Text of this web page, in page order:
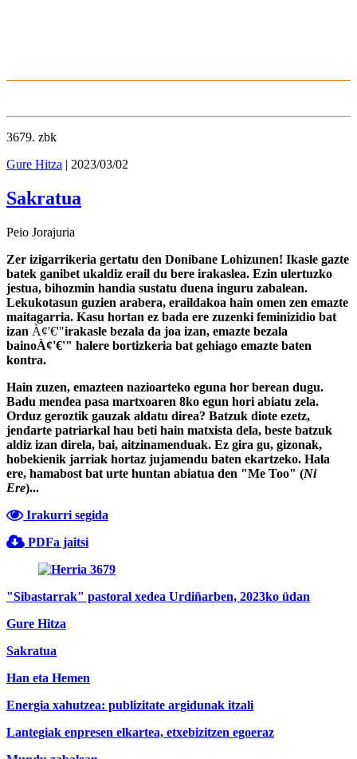
3679. zbk
Gure Hitza | 2023/03/02
Sakratua
Peio Jorajuria
Zer izigarrikeria gertatu den Donibane Lohizunen! Ikasle gazte
batek ganibet ukaldiz erail du bere irakaslea. Ezin ulertuzko
jestua, bihozmin handia sustatu duena inguru zabalean.
Lekukotasun guzien arabera, eraildakoa hain omen zen emazte
maitagarria. Kasu hortan ez bada ere zuzenki feminizidio bat
izan À¢'€'"irakasle bezala da joa izan, emazte bezala
bainoÀ¢'€'" halere bortizkeria bat gehiago emazte baten
kontra.
Hain zuzen, emazteen nazioarteko eguna hor berean dugu.
Badu mendea pasa martxoaren 8ko egun hori abiatu zela.
Orduz geroztik gauzak aldatu direa? Batzuk diote ezetz,
jendarte patriarkal hau beti hain matxista dela, beste batzuk
aldiz izan direla, bai, aitzinamenduak. Ez gira gu, gizonak,
hobekienik jarriak hortaz jujamendu baten ekartzeko. Hala
ere, hamabost bat urte huntan abiatua den "Me Too" (Ni
Ere)...
Irakurri segida
PDFa jaitsi
"Sibastarrak" pastoral xedea Urdiñarben, 2023ko üdan
Gure Hitza
Sakratua
Han eta Hemen
Energia xahutzea: publizitate argidunak itzali
Lantegiak enpresen elkartea, etxebizitzen egoeraz